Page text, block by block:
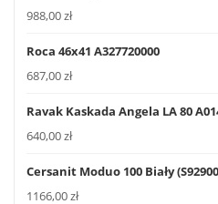
988,00zł
Roca 46x41 A327720000
687,00zł
Ravak Kaskada Angela LA 80
640,00zł
Cersanit Moduo 100 Biały
1166,00zł